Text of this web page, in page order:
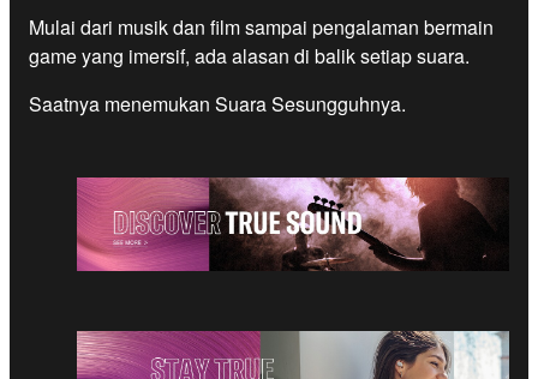
Mulai dari musik dan film sampai pengalaman bermain
game yang imersif, ada alasan di balik setiap suara.
Saatnya menemukan Suara Sesungguhnya.